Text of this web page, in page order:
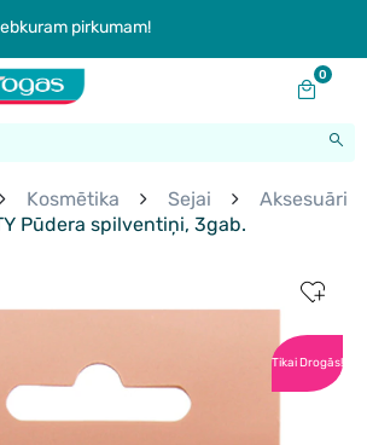
pirkumam!
0
Kosmētika Sejai
Aksesuāri
Pūdera spilventiņi, 3gab.
Tikai Drogās!